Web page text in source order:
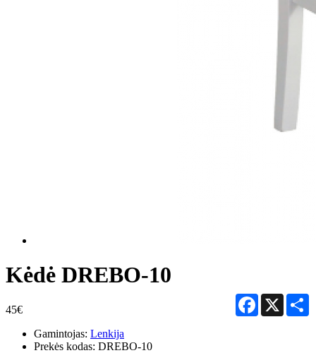
Kėdė DREBO-10
45€
Facebook
X
Gamintojas: Lenkija
Prekės kodas: DREBO-10